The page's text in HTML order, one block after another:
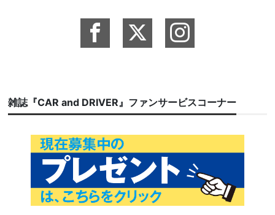
雑誌『CAR and DRIVER』ファンサービスコーナー